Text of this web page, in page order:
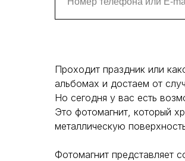
Проходит праздник или
альбомах и достаем от
Но сегодня у вас есть
Это фотомагнит, который
металлическую
Фотомагнит представляет